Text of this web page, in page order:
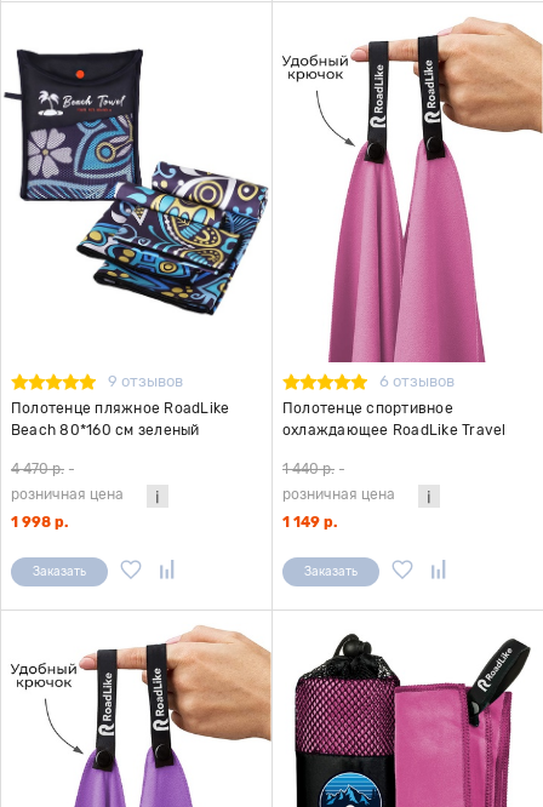
9 отзывов
Полотенце пляжное RoadLike
Beach 80*160 см зеленый
4 470 р. -
розничная цена
1 998 р.
Заказать
6 отзывов
Полотенце спортивное
охлаждающее RoadLike Travel
1 440 р. -
розничная цена
1 149 р.
Заказать